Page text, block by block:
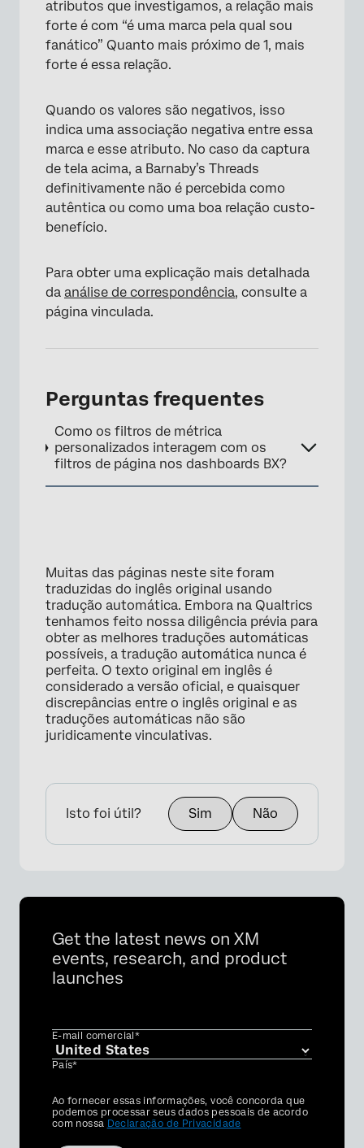
×
atributos que investigamos, a relação mais
forte é com “é uma marca pela qual sou
fanático” Quanto mais próximo de 1, mais
forte é essa relação.
Quando os valores são negativos, isso
indica uma associação negativa entre essa
marca e esse atributo. No caso da captura
de tela acima, a Barnaby’s Threads
definitivamente não é percebida como
autêntica ou como uma boa relação custo-
benefício.
Para obter uma explicação mais detalhada
da análise de correspondência, consulte a
página vinculada.
Perguntas frequentes
Como os filtros de métrica
personalizados interagem com os
filtros de página nos dashboards BX?
Muitas das páginas neste site foram
traduzidas do inglês original usando
tradução automática. Embora na Qualtrics
tenhamos feito nossa diligência prévia para
obter as melhores traduções automáticas
possíveis, a tradução automática nunca é
perfeita. O texto original em inglês é
considerado a versão oficial, e quaisquer
discrepâncias entre o inglês original e as
traduções automáticas não são
juridicamente vinculativas.
Isto foi útil? Sim Não
Get the latest news on XM
events, research, and product
launches
E-mail comercial*
País*
Privacy
Optin
Ao fornecer essas informações, você concorda que
podemos processar seus dados pessoais de acordo
com nossa Declaração de Privacidade